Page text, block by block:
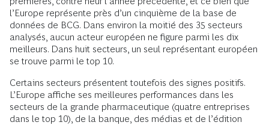
l’Europe représente près d’un cinquième de la base de
données de BCG. Dans environ la moitié des 35 secteurs
analysés, aucun acteur européen ne figure parmi les dix
meilleurs. Dans huit secteurs, un seul représentant européen
se trouve parmi le top 10.
Certains secteurs présentent toutefois des signes positifs.
L’Europe affiche ses meilleures performances dans les
secteurs de la grande pharmaceutique (quatre entreprises
dans le top 10), de la banque, des médias et de l’édition